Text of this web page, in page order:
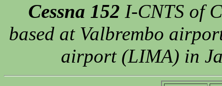
Cessna 152 I-CNTS of
based at Valbrembo
airport (LIMA) in